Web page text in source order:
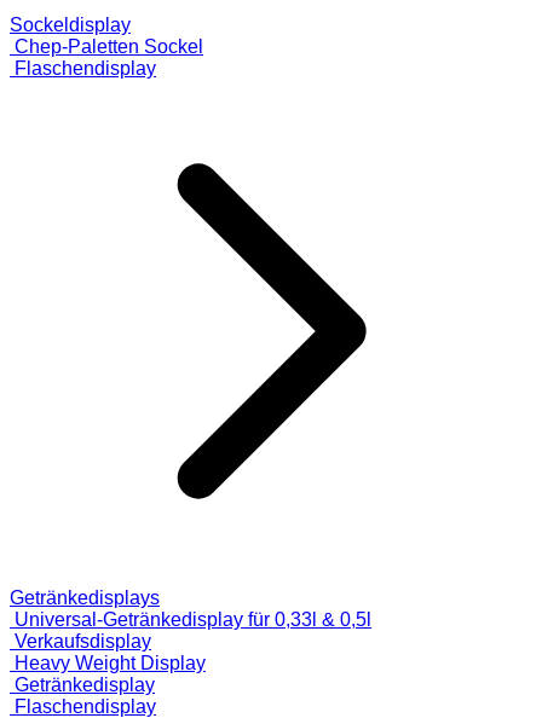
Sockeldisplay
Chep-Paletten Sockel
Flaschendisplay
Getränkedisplays
Universal-Getränkedisplay für 0,33l & 0,5l
Verkaufsdisplay
Heavy Weight Display
Getränkedisplay
Flaschendisplay